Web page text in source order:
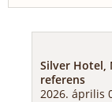
Silver Hotel,
referens
2026. április